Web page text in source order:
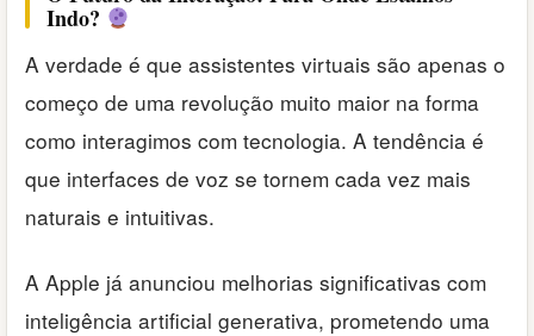
Indo?
A verdade é que assistentes virtuais são apenas o
começo de uma revolução muito maior na forma
como interagimos com tecnologia. A tendência é
que interfaces de voz se tornem cada vez mais
naturais e intuitivas.
A Apple já anunciou melhorias significativas com
inteligência artificial generativa, prometendo uma